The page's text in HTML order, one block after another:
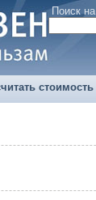
Поиск на
стоимость